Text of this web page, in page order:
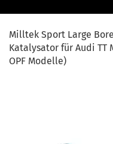
Milltek Sport Large
Katalysator für Audi TT
OPF Modelle)